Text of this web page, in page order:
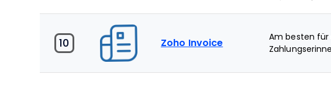
10 Zoho Invoice
Am besten